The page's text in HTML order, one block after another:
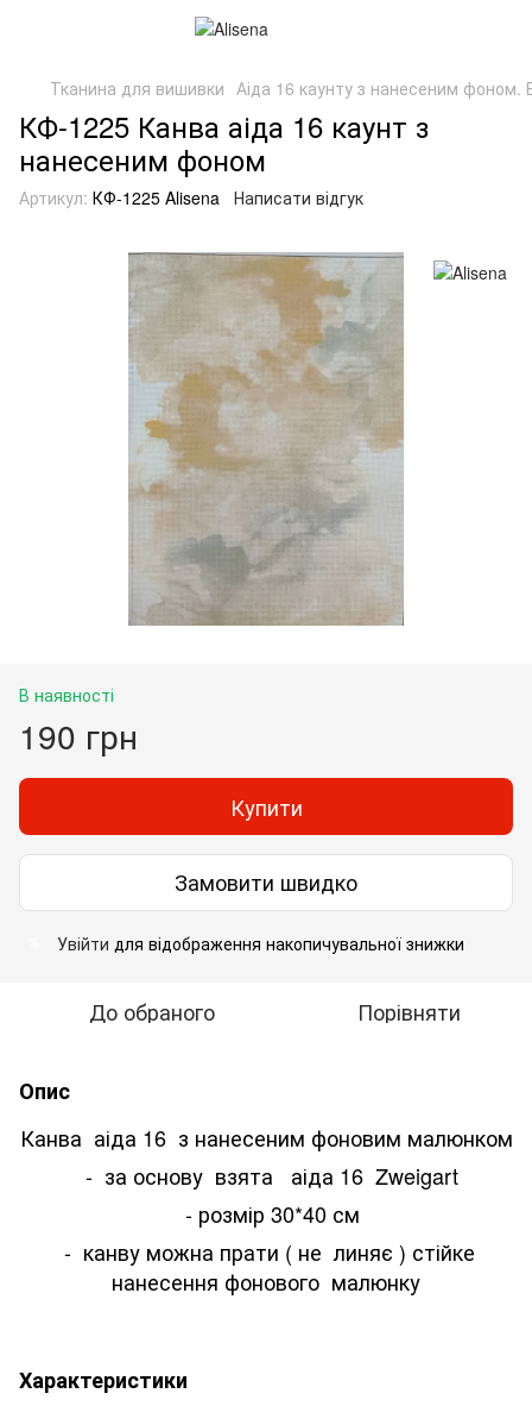
Тканина для вишивки Аіда 16 каунту з нанесеним фоном.
КФ-1225 Канва аіда 16 каунт з
нанесеним фоном
Артикул: КФ-1225 Alisena Написати відгук
В наявності
190 грн
Купити
Замовити швидко
Увійти для відображення накопичувальної знижки
До обраного Порівняти
Опис
Канва аіда 16 з нанесеним фоновим малюнком
- за основу взята аіда 16 Zweigart
- розмір 30*40 см
- канву можна прати ( не линяє ) стійке
нанесення фонового малюнку
Характеристики